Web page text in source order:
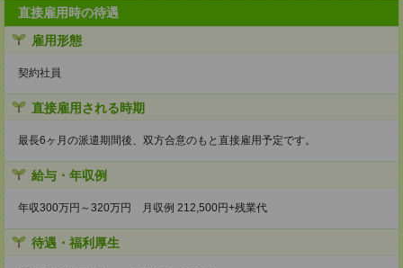
直接雇用時の待遇
雇用形態
契約社員
直接雇用される時期
最長6ヶ月の派遣期間後、双方合意のもと直接雇用予定です。
給与・年収例
年収300万円～320万円 月収例 212,500円+残業代
待遇・福利厚生